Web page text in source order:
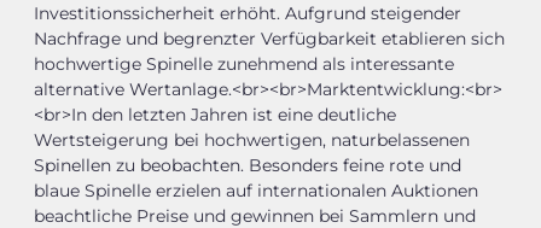
Investitionssicherheit erhöht. Aufgrund steigender
Nachfrage und begrenzter Verfügbarkeit etablieren sich
hochwertige Spinelle zunehmend als interessante
alternative Wertanlage.<br><br>Marktentwicklung:<br>
<br>In den letzten Jahren ist eine deutliche
Wertsteigerung bei hochwertigen, naturbelassenen
Spinellen zu beobachten. Besonders feine rote und
blaue Spinelle erzielen auf internationalen Auktionen
beachtliche Preise und gewinnen bei Sammlern und